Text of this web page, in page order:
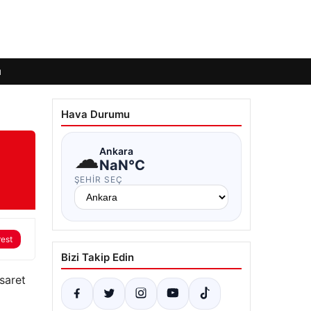
Hava Durumu
☁Ankara
NaN°C
ŞEHIR SEÇ
Bizi Takip Edin